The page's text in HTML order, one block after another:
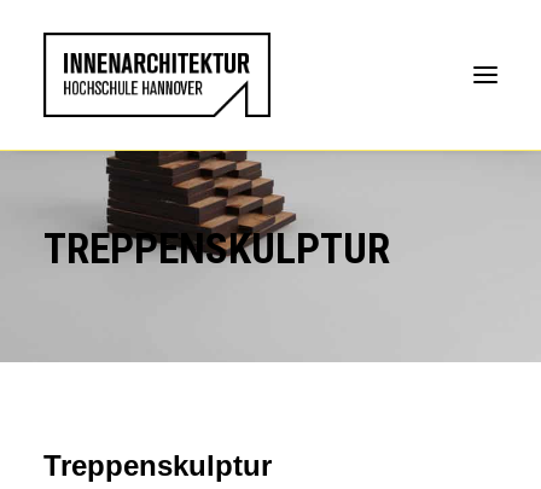
TREPPENSKULPTUR
Treppenskulptur